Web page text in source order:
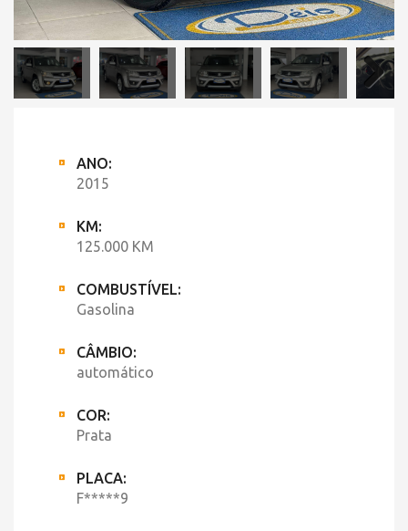
ANO:
2015
KM:
125.000 KM
COMBUSTÍVEL:
Gasolina
CÂMBIO:
automático
COR:
Prata
PLACA:
F*****9